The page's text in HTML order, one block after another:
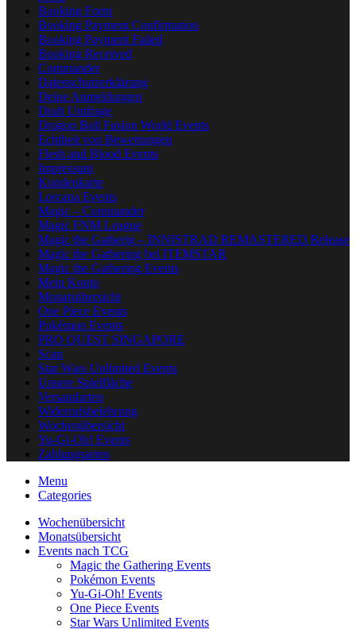
Booking Form
Booking Payment Confirmation
Booking Payment Failed
Booking Received
Commander
Datenschutzerklärung
Deine Anmeldungen
Draft Umfrage
Dragon Ball Fusion World Events
Echtheit von Bewertungen
Flesh and Blood Events
Impressum
Kundenkarte
Lorcana Events
Magic – Commander
Magic FNM League
Magic the Gatherig – INNISTRAD REMASTERED Release
Magic the Gathering bei ITEMSTAR
Magic the Gathering Events
Mein Konto
Monatsübersicht
One Piece Events
Pokémon Events
PRO QUEST SINGAPORE
Scan
Star Wars Unlimited Events
Unsere Spielfläche
Versandarten
Widerrufsbelehrung
Wochenübersicht
Yu-Gi-Oh! Events
Zahlungsarten
Menu
Categories
Wochenübersicht
Monatsübersicht
Events nach TCG
Magic the Gathering Events
Pokémon Events
Yu-Gi-Oh! Events
One Piece Events
Star Wars Unlimited Events